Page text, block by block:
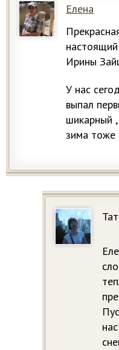
Елена
Ирины
У нас
выпал
шикарный
зима тоже